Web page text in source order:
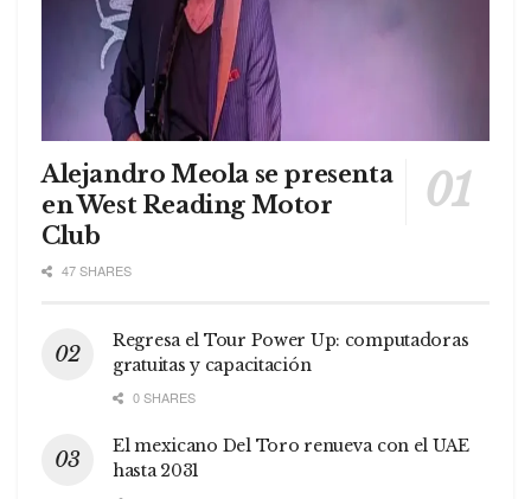
Alejandro Meola se presenta
en West Reading Motor
Club
47 SHARES
Regresa el Tour Power Up: computadoras
gratuitas y capacitación
0 SHARES
El mexicano Del Toro renueva con el UAE
hasta 2031